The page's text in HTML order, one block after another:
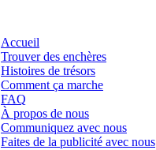
Accueil
Trouver des enchères
Histoires de trésors
Comment ça marche
FAQ
À propos de nous
Communiquez avec nous
Faites de la publicité avec nous